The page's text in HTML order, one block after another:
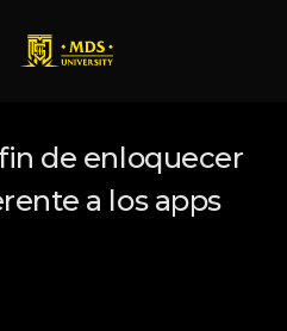
de enloquecer
a los apps